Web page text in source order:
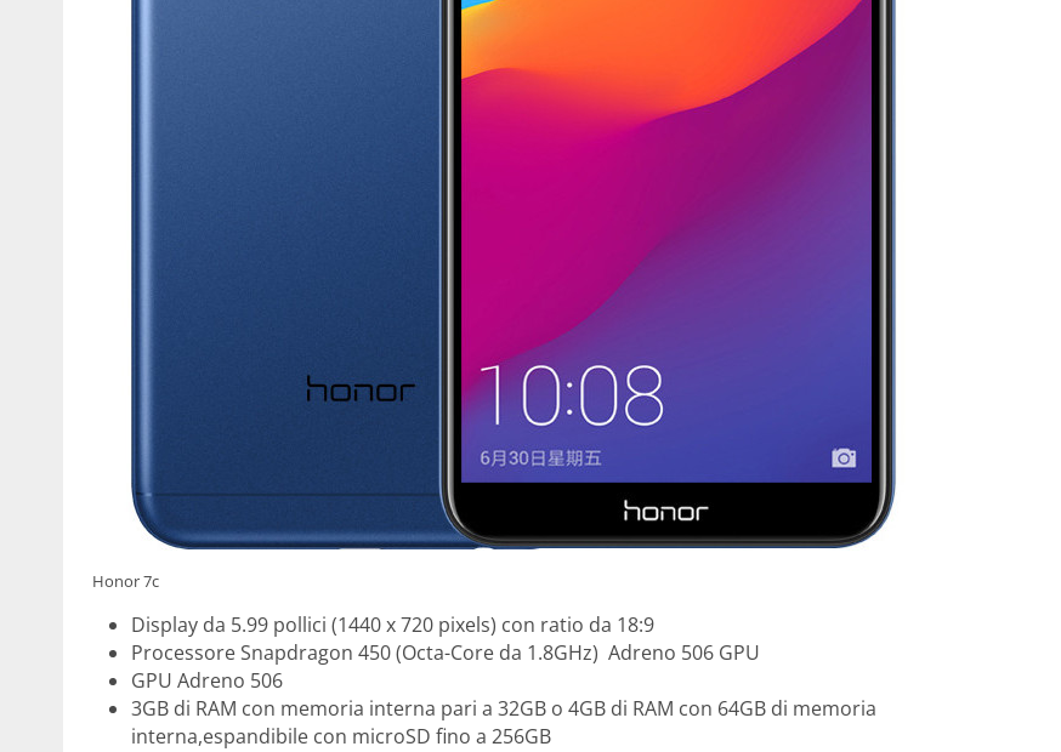
Honor 7c
Display da 5.99 pollici (1440 x 720 pixels) con ratio da 18:9
Processore Snapdragon 450 (Octa-Core da 1.8GHz) Adreno 506 GPU
GPU Adreno 506
3GB di RAM con memoria interna pari a 32GB o 4GB di RAM con 64GB di memoria
interna,espandibile con microSD fino a 256GB